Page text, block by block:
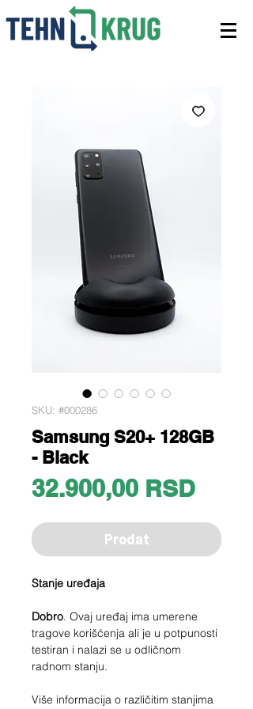
SKU: #000286
Samsung S20+ 128GB
- Black
32.900,00 RSDPrice
Prodat
Stanje uređaja
Dobro. Ovaj uređaj ima umerene
tragove korišćenja ali je u potpunosti
testiran i nalazi se u odličnom
radnom stanju.
Više informacija o različitim stanjima